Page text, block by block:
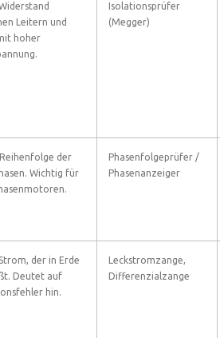
Leitern und
hoher
Isolationsprüfer
(Megger)
der
Wichtig für
Phasenfolgeprüfer /
Phasenanzeiger
der in Erde
Deutet auf
hin.
Leckstromzange,
Differenzialzange